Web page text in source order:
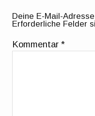
Deine E-Mail-
Erforderliche Felder
Kommentar*